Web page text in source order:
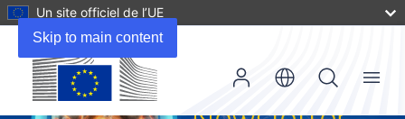
Skip to main content
Un site officiel de l’UE
Menu